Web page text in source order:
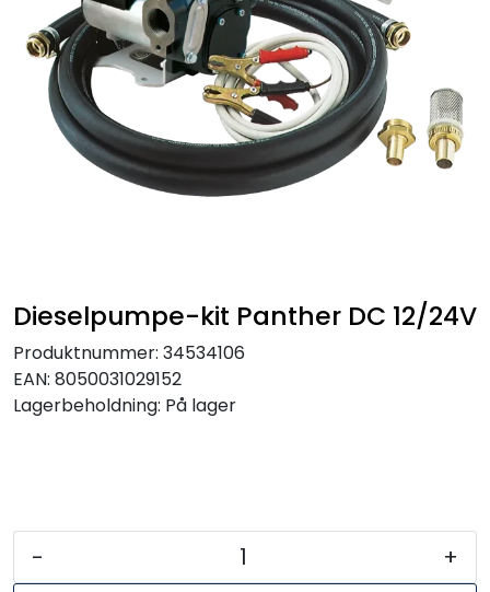
Dieselpumpe-kit Panther DC 12/24V
Produktnummer: 34534106
EAN: 8050031029152
Lagerbeholdning: På lager
-
+